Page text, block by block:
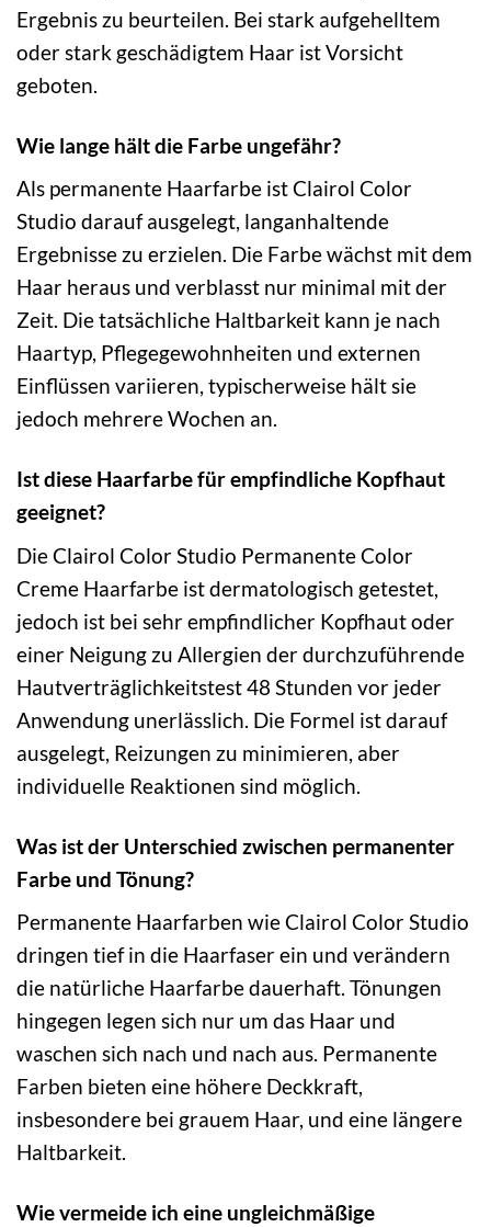
Ergebnis zu beurteilen. Bei stark aufgehelltem
oder stark geschädigtem Haar ist Vorsicht
geboten.
Wie lange hält die Farbe ungefähr?
Als permanente Haarfarbe ist Clairol Color
Studio darauf ausgelegt, langanhaltende
Ergebnisse zu erzielen. Die Farbe wächst mit dem
Haar heraus und verblasst nur minimal mit der
Zeit. Die tatsächliche Haltbarkeit kann je nach
Haartyp, Pflegegewohnheiten und externen
Einflüssen variieren, typischerweise hält sie
jedoch mehrere Wochen an.
Ist diese Haarfarbe für empfindliche Kopfhaut
geeignet?
Die Clairol Color Studio Permanente Color
Creme Haarfarbe ist dermatologisch getestet,
jedoch ist bei sehr empfindlicher Kopfhaut oder
einer Neigung zu Allergien der durchzuführende
Hautverträglichkeitstest 48 Stunden vor jeder
Anwendung unerlässlich. Die Formel ist darauf
ausgelegt, Reizungen zu minimieren, aber
individuelle Reaktionen sind möglich.
Was ist der Unterschied zwischen permanenter
Farbe und Tönung?
Permanente Haarfarben wie Clairol Color Studio
dringen tief in die Haarfaser ein und verändern
die natürliche Haarfarbe dauerhaft. Tönungen
hingegen legen sich nur um das Haar und
waschen sich nach und nach aus. Permanente
Farben bieten eine höhere Deckkraft,
insbesondere bei grauem Haar, und eine längere
Haltbarkeit.
Wie vermeide ich eine ungleichmäßige